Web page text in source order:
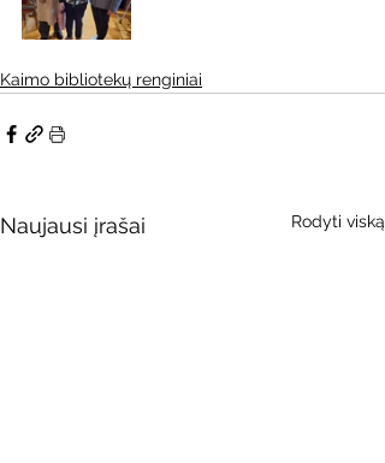
Kaimo bibliotekų renginiai
Naujausi įrašai Rodyti viską